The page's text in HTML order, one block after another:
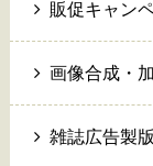
販促キャン
画像合成・
雑誌広告製版